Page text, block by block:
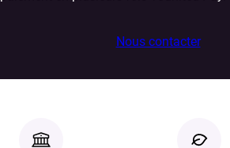
Nous contacter